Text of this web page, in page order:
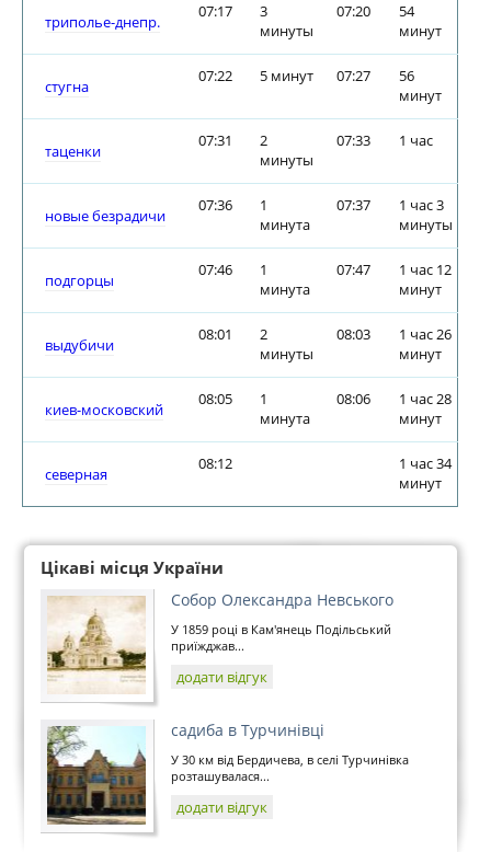
триполье-днепр.
07:17
3
минуты
07:20
54
минут
стугна
07:22 5 минут 07:27
56
минут
таценки
07:31
2
минуты
07:33 1 час
новые безрадичи
07:36
1
минута
07:37
1 час 3
минуты
подгорцы
07:46
1
минута
07:47
1 час 12
минут
выдубичи
08:01
2
минуты
08:03
1 час 26
минут
киев-московский
08:05
1
минута
08:06
1 час 28
минут
северная
08:12
1 час 34
минут
Цікаві місця України
Собор Олександра Невського
У 1859 році в Кам'янець Подільський
приїжджав...
додати відгук
садиба в Турчинівці
У 30 км від Бердичева, в селі Турчинівка
розташувалася...
додати відгук